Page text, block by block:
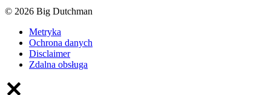
© 2026 Big Dutchman
Metryka
Ochrona danych
Disclaimer
Zdalna obsługa